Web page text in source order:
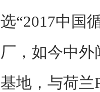
选“2017中国
厂，如今中
基地，与荷兰